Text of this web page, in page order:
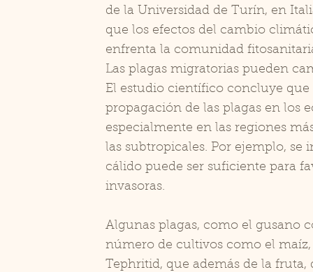
de la Universidad de Turín, en
que los efectos del cambio
enfrenta la comunidad
Las plagas migratorias pueden
El estudio científico concluye
propagación de las plagas en los
especialmente en las regiones
las subtropicales. Por ejemplo,
cálido puede ser suficiente para
invasoras.
Algunas plagas, como el gusano
número de cultivos como el
Tephritid, que además de la